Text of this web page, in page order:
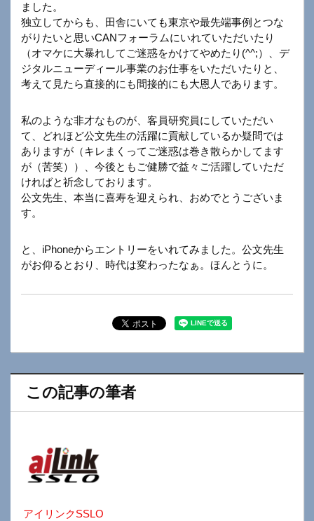
ました。
独立してからも、田舎にいても東京や最先端事例とつな
がりたいと思いCANフォーラムにいれていただいたり
（オマケに大暴れしてご迷惑をかけてやめたり(^^;）、デ
ジタルニューディール事業のお仕事をいただいたりと、
考えて見たら直接的にも間接的にも大恩人であります。
私のような非才なものが、客員研究員にしていただい
て、どれほど公文先生の活躍に貢献しているか疑問では
ありますが（キレまくってご迷惑は巻き散らかしてます
が（苦笑））、今後ともご健勝で益々ご活躍していただ
ければと祈念しております。
公文先生、本当に喜寿を迎えられ、おめでとうございま
す。
と、iPhoneからエントリーをいれてみました。公文先生
がお仰るとおり、時代は変わったなぁ。ほんとうに。
この記事の筆者
アイリンクSSLO